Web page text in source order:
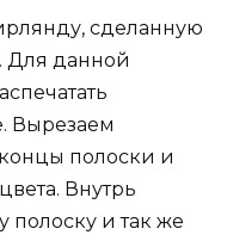
сделанную
Для данной
Вырезаем
полоски и
Внутрь
и так же